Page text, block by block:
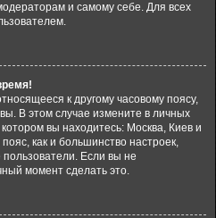
и самому себе. Для всех
к другому часовому поясу,
В этом случае измените в личных
вы находитесь: Москва, Киев и
как и большинство настроек,
пользователи. Если вы не
момент сделать это.